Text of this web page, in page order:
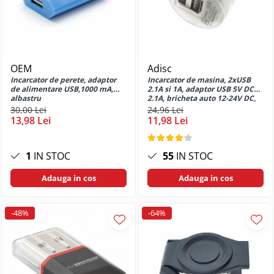
G32
Huse si protectii pentru Motorola
G52
Huse si protectii pentru Motorola
G73
Huse si protectii pentru Motorola
G82
Huse si protectii pentru Motorola
Moto E13
Huse si protectii pentru Motorola
Huse si protectii pentru Motorola
Moto E15
Huse si protectii pentru Motorola
Moto E20
OEM
Incarcator de perete, adaptor
de alimentare USB,1000 mA,
albastru
30,00 Lei
13,98 Lei
1 IN STOC
Adauga in cos
Adisc
Incarcator de masina, 2xUSB
2.1A si 1A, adaptor USB 5V DC
2.1A, bricheta auto 12-24V DC,
alb
24,96 Lei
11,98 Lei
55 IN STOC
Adauga in cos
-48% -64%